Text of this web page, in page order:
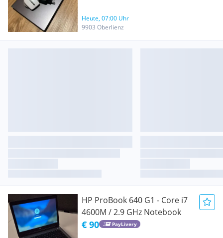
Heute, 07:00 Uhr
9903 Oberlienz
HP ProBook 640 G1 - Core i7
4600M / 2.9 GHz Notebook
€ 90 PayLivery